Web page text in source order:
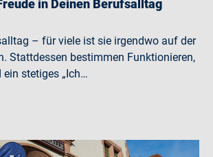
in Deinen Berufsalltag
– für viele ist sie irgendwo auf der
Stattdessen bestimmen Funktionieren,
ein stetiges „Ich…